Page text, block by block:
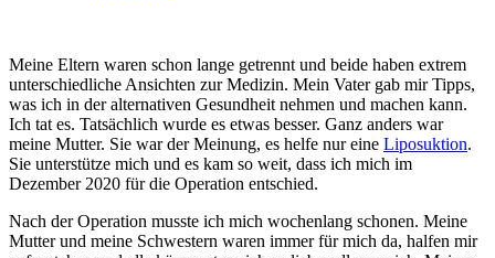
Meine Eltern waren schon lange getrennt und beide haben extrem
unterschiedliche Ansichten zur Medizin. Mein Vater gab mir Tipps,
was ich in der alternativen Gesundheit nehmen und machen kann.
Ich tat es. Tatsächlich wurde es etwas besser. Ganz anders war
meine Mutter. Sie war der Meinung, es helfe nur eine Liposuktion.
Sie unterstütze mich und es kam so weit, dass ich mich im
Dezember 2020 für die Operation entschied.
Nach der Operation musste ich mich wochenlang schonen. Meine
Mutter und meine Schwestern waren immer für mich da, halfen mir